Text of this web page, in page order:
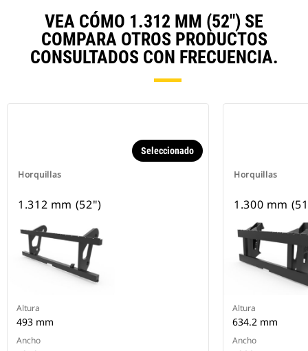
VEA CÓMO 1.312 MM (52") SE
COMPARA OTROS PRODUCTOS
CONSULTADOS CON FRECUENCIA.
Horquillas
Seleccionado
1.312 mm (52")
Altura
493 mm
Ancho
Horquillas
1.300 mm
Altura
634.2 mm
Ancho